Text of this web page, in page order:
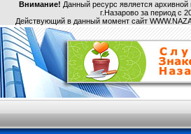
Внимание! Данный ресурс является
г.Назарово за период с
Действующий в данный момент сайт